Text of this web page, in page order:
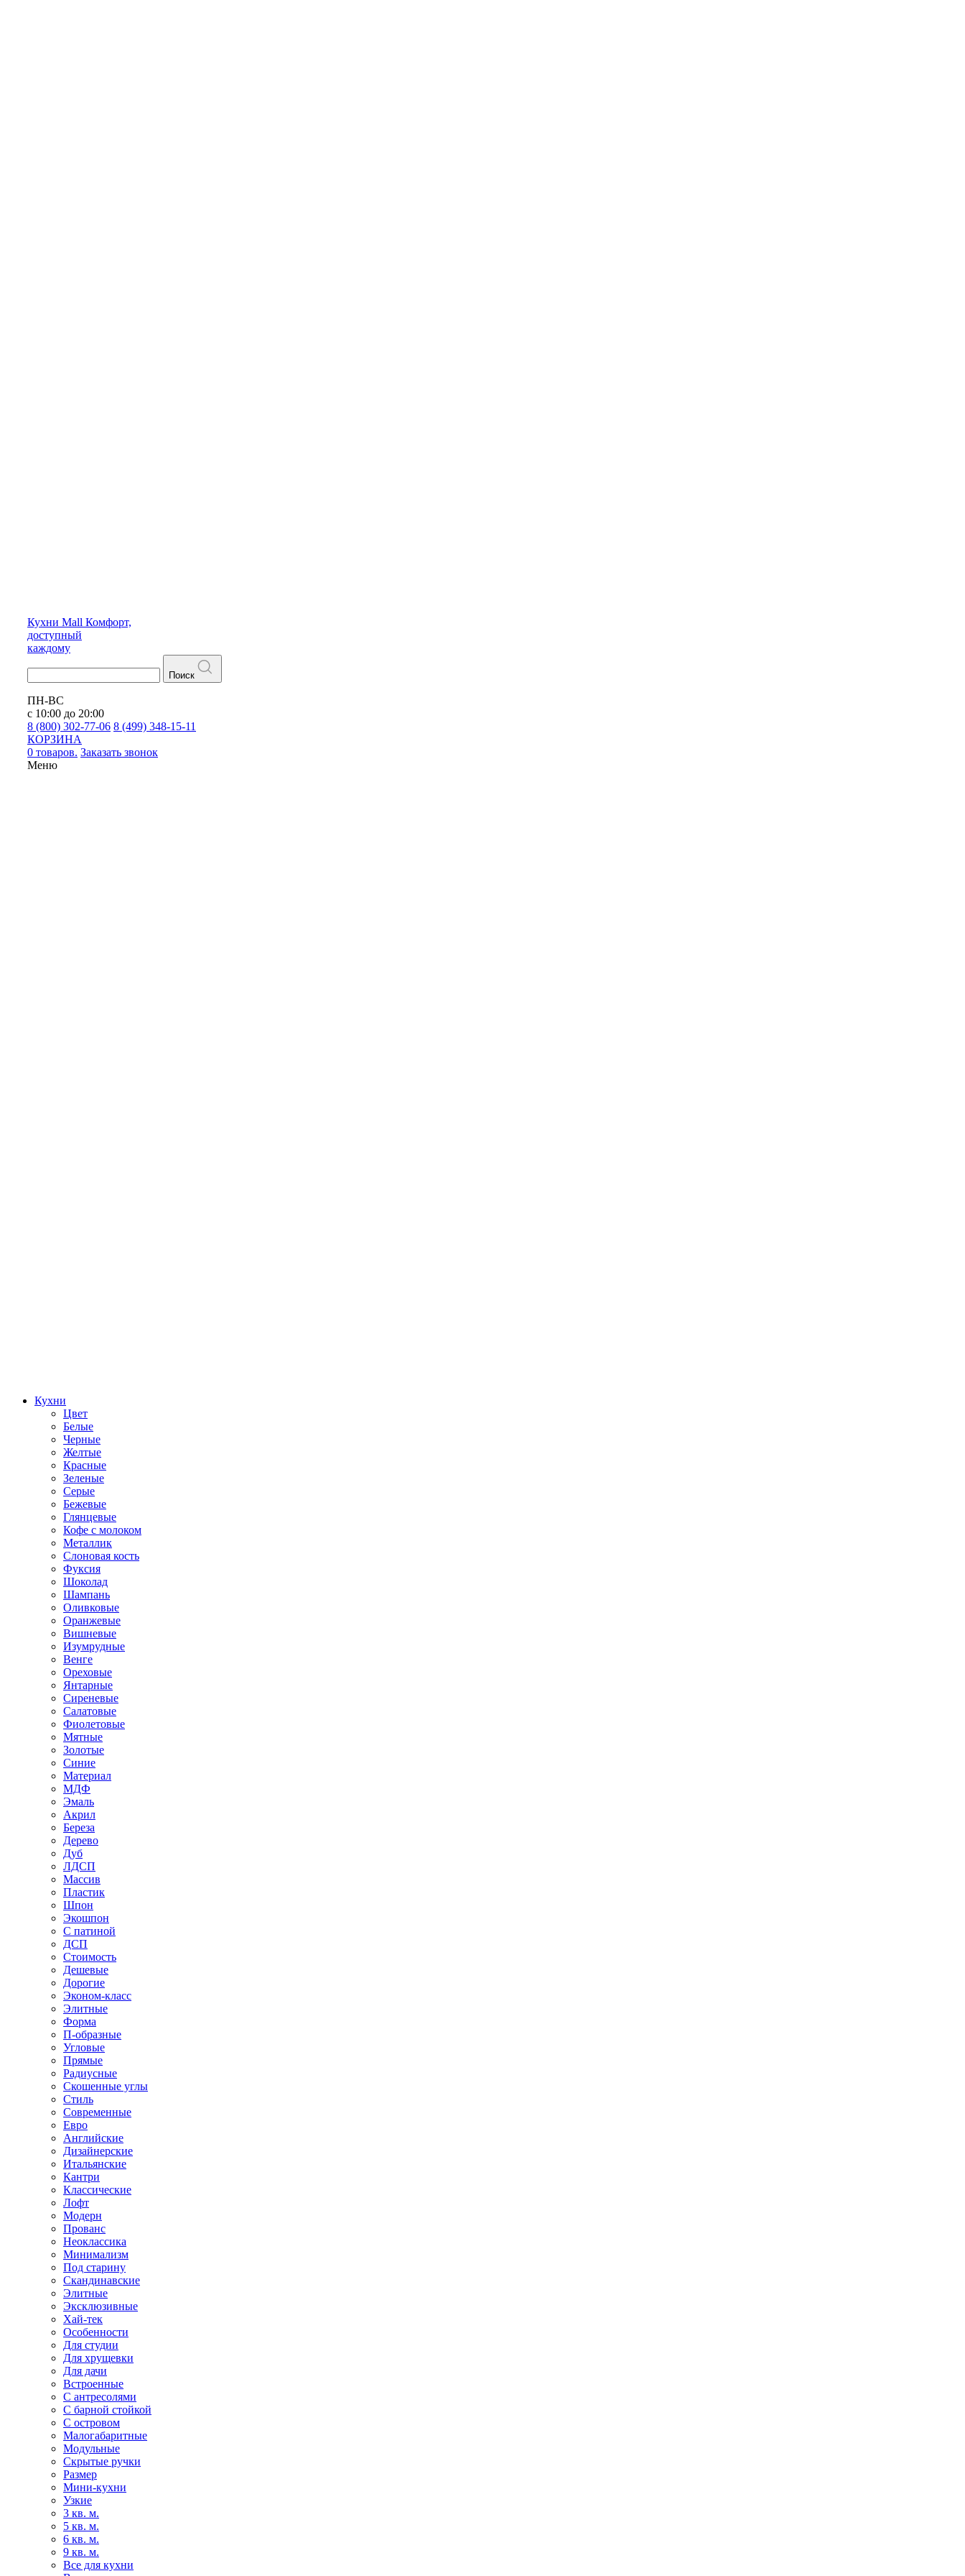
Кухни Mall Комфорт,
доступный
каждому
Поиск
ПН-ВС
с 10:00 до 20:00
8 (800) 302-77-06 8 (499) 348-15-11
КОРЗИНА
0 товаров. Заказать звонок
Меню
Кухни
Цвет
Белые
Черные
Желтые
Красные
Зеленые
Серые
Бежевые
Глянцевые
Кофе с молоком
Металлик
Слоновая кость
Фуксия
Шоколад
Шампань
Оливковые
Оранжевые
Вишневые
Изумрудные
Венге
Ореховые
Янтарные
Сиреневые
Салатовые
Фиолетовые
Мятные
Золотые
Синие
Материал
МДФ
Эмаль
Акрил
Береза
Дерево
Дуб
ЛДСП
Массив
Пластик
Шпон
Экошпон
С патиной
ДСП
Стоимость
Дешевые
Дорогие
Эконом-класс
Элитные
Форма
П-образные
Угловые
Прямые
Радиусные
Скошенные углы
Стиль
Современные
Евро
Английские
Дизайнерские
Итальянские
Кантри
Классические
Лофт
Модерн
Прованс
Неоклассика
Минимализм
Под старину
Скандинавские
Элитные
Эксклюзивные
Хай-тек
Особенности
Для студии
Для хрущевки
Для дачи
Встроенные
С антресолями
С барной стойкой
С островом
Малогабаритные
Модульные
Скрытые ручки
Размер
Мини-кухни
Узкие
3 кв. м.
5 кв. м.
6 кв. м.
9 кв. м.
Все для кухни